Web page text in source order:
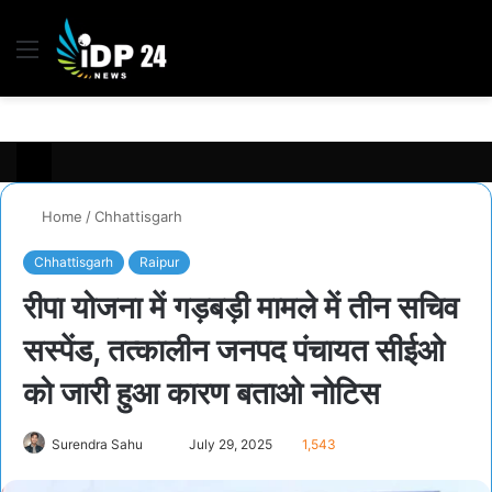
Menu
Home /Chhattisgarh
Chhattisgarh Raipur
रीपा योजना में गड़बड़ी मामले में तीन सचिव
सस्पेंड, तत्कालीन जनपद पंचायत सीईओ
को जारी हुआ कारण बताओ नोटिस
Surendra Sahu July 29, 2025 1,543